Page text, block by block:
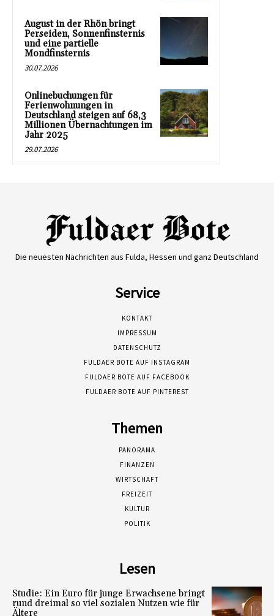
August in der Rhön bringt
Perseiden, Sonnenfinsternis
und eine partielle
Mondfinsternis
30.07.2026
Onlinebuchungen für
Ferienwohnungen in
Deutschland steigen auf 68,3
Millionen Übernachtungen im
Jahr 2025
29.07.2026
Die neuesten Nachrichten aus Fulda, Hessen und ganz Deutschland
Service
KONTAKT
IMPRESSUM
DATENSCHUTZ
FULDAER BOTE AUF INSTAGRAM
FULDAER BOTE AUF FACEBOOK
FULDAER BOTE AUF PINTEREST
Themen
PANORAMA
FINANZEN
WIRTSCHAFT
FREIZEIT
KULTUR
POLITIK
Lesen
Studie: Ein Euro für junge Erwachsene bringt
rund dreimal so viel sozialen Nutzen wie für
Ältere